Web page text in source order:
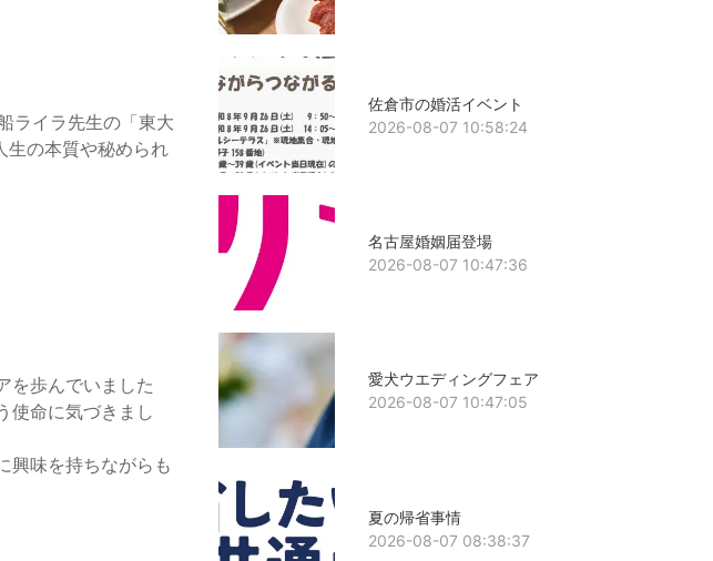
ライラ先生の「東大
生の本質や秘められ
を歩んでいました
使命に気づきまし
興味を持ちながらも
佐倉市の婚活イベント
2026-08-07 10:58:24
名古屋婚姻届登場
2026-08-07 10:47:36
愛犬ウエディングフェア
2026-08-07 10:47:05
夏の帰省事情
2026-08-07 08:38:37